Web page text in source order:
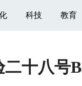
科技 教育
二十八号